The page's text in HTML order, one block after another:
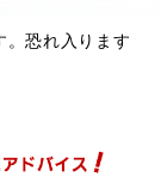
。恐れ入ります